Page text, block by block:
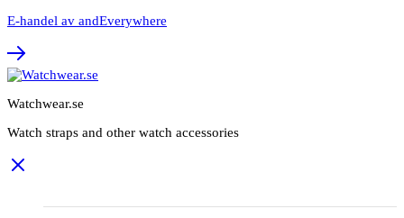
E-handel av andEverywhere
Watchwear.se
Watch straps and other watch accessories